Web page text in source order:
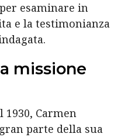
esaminare in
e la testimonianza
missione
1930, Carmen
parte della sua